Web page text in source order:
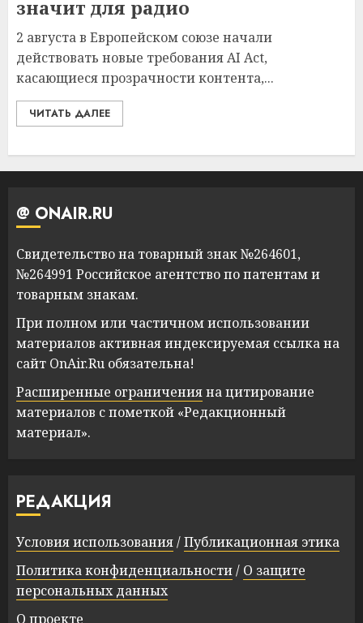
значит для радио
2 августа в Европейском союзе начали
действовать новые требования AI Act,
касающиеся прозрачности контента,...
ЧИТАТЬ ДАЛЕЕ
@ ONAIR.RU
Свидетельство на товарный знак №264601,
№264991 Российское агентство по патентам и
товарным знакам.
При полном или частичном использовании
материалов активная индексируемая ссылка на
сайт OnAir.Ru обязательна!
Расширенные ограниченияна цитирование
материалов с пометкой «Редакционный
материал».
РЕДАКЦИЯ
Условия использования/Публикационная этика
Политика конфиденциальности/ О защите
персональных данных
О проекте